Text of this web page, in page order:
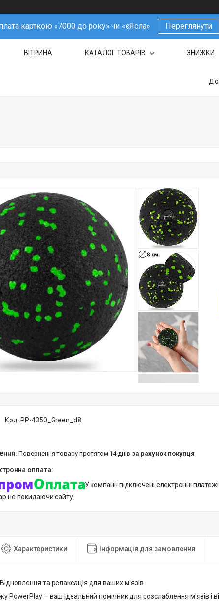
карткою «7000 до року» чи «єЯсла» Переглянути
ВІТРИНА КАТАЛОГ ТОВАРІВ ЗНИЖКИ
Код: PP-4350_Green_d8
повернення товару протягом 14 днів за рахунок покупця
У компанії підключені електронні
не покидаючи сайту.
Характеристики Інформація для замовлення
Відновлення та релаксація для ваших м'язів
PowerPlay – ваш ідеальний помічник для розслаблення м'язів і